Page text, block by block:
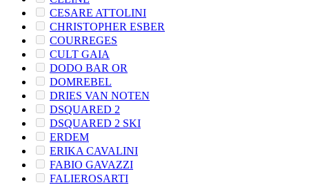
CESARE ATTOLINI
CHRISTOPHER ESBER
COURREGES
CULT GAIA
DODO BAR OR
DOMREBEL
DRIES VAN NOTEN
DSQUARED 2
DSQUARED 2 SKI
ERDEM
ERIKA CAVALINI
FABIO GAVAZZI
FALIEROSARTI